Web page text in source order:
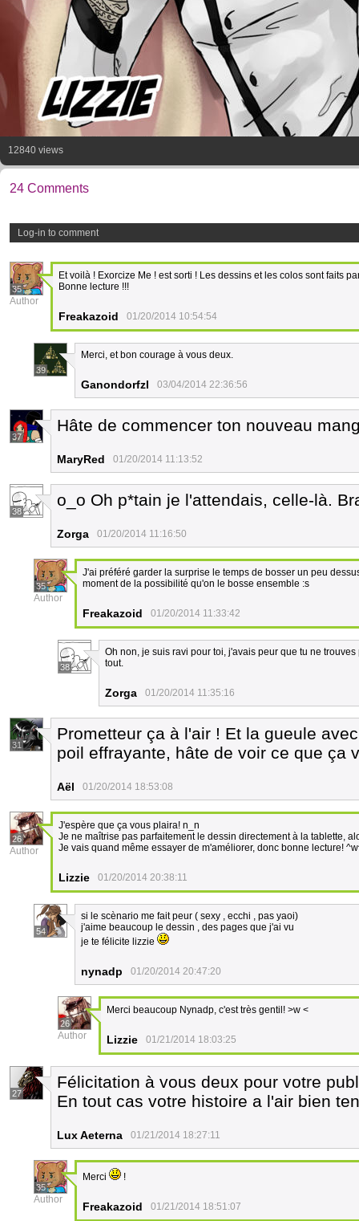
12840 views
24 Comments
Log-in to comment
35
Author
Et voilà ! Exorcize Me ! est sorti ! Les dessins et les colos sont faits
Bonne lecture !!!
Freakazoid 01/20/2014 10:54:54
39
Merci, et bon courage à vous deux.
Ganondorfzl 03/04/2014 22:36:56
37
Hâte de commencer ton nouveau
MaryRed 01/20/2014 11:13:52
38
o_o Oh p*tain je l'attendais, celle-là.
Zorga 01/20/2014 11:16:50
35
Author
J'ai préféré garder la surprise le temps de bosser un peu
moment de la possibilité qu'on le bosse ensemble :s
Freakazoid 01/20/2014 11:33:42
38
Oh non, je suis ravi pour toi, j'avais peur que tu ne
tout.
Zorga 01/20/2014 11:35:16
31
Prometteur ça à l'air ! Et la gueule
poil effrayante, hâte de voir ce que ça
Aël 01/20/2014 18:53:08
26
Author
J'espère que ça vous plaira! n_n
Je ne maîtrise pas parfaitement le dessin directement à la tablette,
Je vais quand même essayer de m'améliorer, donc bonne lecture!
Lizzie 01/20/2014 20:38:11
54
si le scènario me fait peur ( sexy , ecchi , pas yaoi)
j'aime beaucoup le dessin , des pages que j'ai vu
je te félicite lizzie
nynadp 01/20/2014 20:47:20
26
Author
Merci beaucoup Nynadp, c'est très gentil! >w <
Lizzie 01/21/2014 18:03:25
27
Félicitation à vous deux pour votre
En tout cas votre histoire a l'air bien
Lux Aeterna 01/21/2014 18:27:11
35
Author
Merci !
Freakazoid 01/21/2014 18:51:07